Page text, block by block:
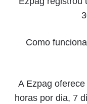
Como
A Ezpag
horas por dia, 7